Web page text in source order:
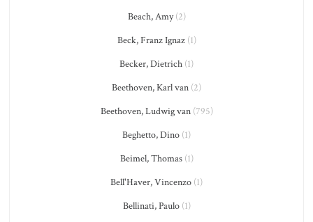
Beach, Amy(2)
Beck, Franz Ignaz(1)
Becker, Dietrich (1)
Beethoven, Karl van (2)
Beethoven, Ludwig van(795)
Beghetto, Dino (1)
Beimel, Thomas(1)
Bell'Haver, Vincenzo (1)
Bellinati, Paulo(1)